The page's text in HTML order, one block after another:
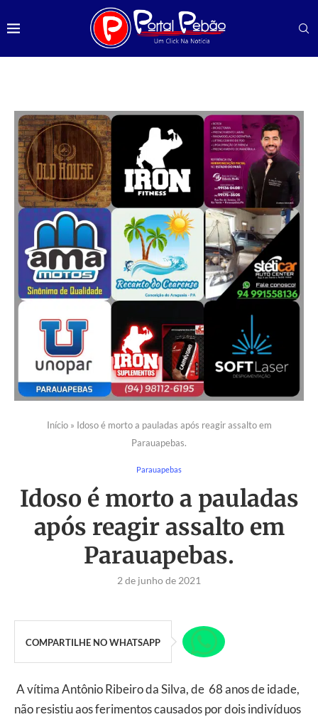
Início» Idoso é morto a pauladas após reagir assalto em
Parauapebas.
Parauapebas
Idoso é morto a pauladas
após reagir assalto em
Parauapebas.
2 de junho de 2021
COMPARTILHE NO WHATSAPP
A vítima Antônio Ribeiro da Silva, de 68 anos de idade,
não resistiu aos ferimentos causados por dois indivíduos